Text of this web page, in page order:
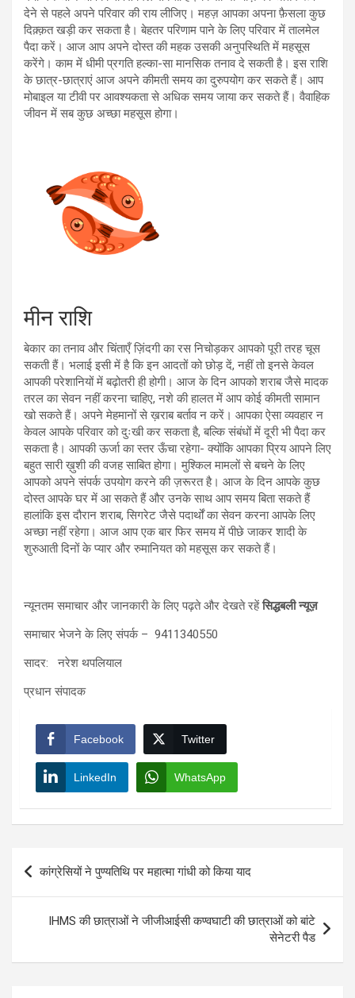
देने से पहले अपने परिवार की राय लीजिए। महज़ आपका अपना फ़ैसला कुछ
दिक़्क़त खड़ी कर सकता है। बेहतर परिणाम पाने के लिए परिवार में तालमेल
पैदा करें। आज आप अपने दोस्त की महक उसकी अनुपस्थिति में महसूस
करेंगे। काम में धीमी प्रगति हल्का-सा मानसिक तनाव दे सकती है। इस राशि
के छात्र-छात्राएं आज अपने कीमती समय का दुरुपयोग कर सकते हैं। आप
मोबाइल या टीवी पर आवश्यकता से अधिक समय जाया कर सकते हैं। वैवाहिक
जीवन में सब कुछ अच्छा महसूस होगा।
मीन राशि
बेकार का तनाव और चिंताएँ ज़िंदगी का रस निचोड़कर आपको पूरी तरह चूस
सकती हैं। भलाई इसी में है कि इन आदतों को छोड़ दें, नहीं तो इनसे केवल
आपकी परेशानियों में बढ़ोतरी ही होगी। आज के दिन आपको शराब जैसे मादक
तरल का सेवन नहीं करना चाहिए, नशे की हालत में आप कोई कीमती सामान
खो सकते हैं। अपने मेहमानों से ख़राब बर्ताव न करें। आपका ऐसा व्यवहार न
केवल आपके परिवार को दुःखी कर सकता है, बल्कि संबंधों में दूरी भी पैदा कर
सकता है। आपकी ऊर्जा का स्तर ऊँचा रहेगा- क्योंकि आपका प्रिय आपने लिए
बहुत सारी ख़ुशी की वजह साबित होगा। मुश्किल मामलों से बचने के लिए
आपको अपने संपर्क उपयोग करने की ज़रूरत है। आज के दिन आपके कुछ
दोस्त आपके घर में आ सकते हैं और उनके साथ आप समय बिता सकते हैं
हालांकि इस दौरान शराब, सिगरेट जैसे पदार्थों का सेवन करना आपके लिए
अच्छा नहीं रहेगा। आज आप एक बार फिर समय में पीछे जाकर शादी के
शुरुआती दिनों के प्यार और रुमानियत को महसूस कर सकते हैं।
न्यूनतम समाचार और जानकारी के लिए पढ़ते और देखते रहेंसिद्धबली न्यूज़
समाचार भेजने के लिए संपर्क – 9411340550
सादर: नरेश थपलियाल
प्रधान संपादक
Facebook Twitter
LinkedIn WhatsApp
Post
navigation
कांग्रेसियों ने पुण्यतिथि पर महात्मा गांधी को किया याद
IHMS की छात्राओं ने जीजीआईसी कण्‍वघाटी की छात्राओं को बांटे
सेनेटरी पैड